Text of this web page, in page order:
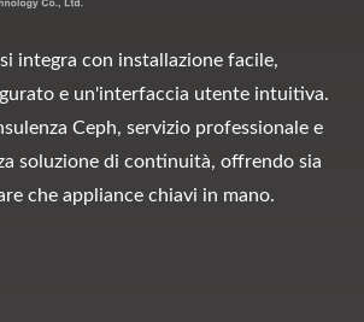
integra con installazione facile,
e un'interfaccia utente intuitiva.
Ceph, servizio professionale e
soluzione di continuità, offrendo sia
che appliance chiavi in mano.